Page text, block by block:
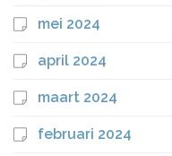
mei 2024
april 2024
maart 2024
februari 2024